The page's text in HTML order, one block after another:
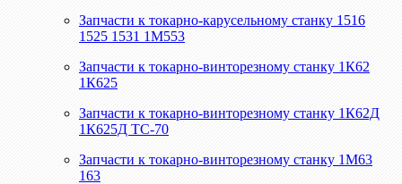
Запчасти к токарно-карусельному станку 1516
1525 1531 1М553
Запчасти к токарно-винторезному станку 1К62
1К625
Запчасти к токарно-винторезному станку 1К62Д
1К625Д ТС-70
Запчасти к токарно-винторезному станку 1М63
163